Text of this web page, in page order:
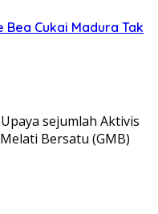
Bea Cukai Madura Tak
sejumlah Aktivis
Bersatu (GMB)